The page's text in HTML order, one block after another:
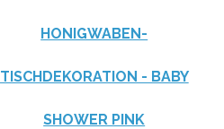
HONIGWABEN-
TISCHDEKORATION - BABY
SHOWER PINK